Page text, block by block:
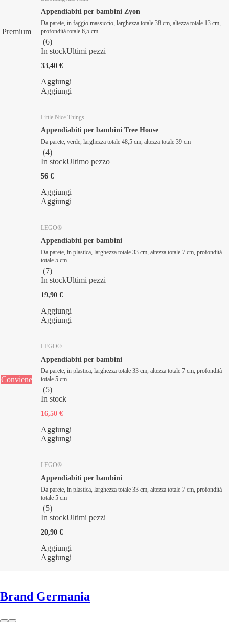
Premium
Appendiabiti per bambini Zyon
Da parete, in faggio massiccio, larghezza totale 38 cm, altezza totale 13 cm,
profondità totale 6,5 cm
(6)
In stockUltimi pezzi
33,40 €
Aggiungi
Aggiungi
Little Nice Things
Appendiabiti per bambini Tree House
Da parete, verde, larghezza totale 48,5 cm, altezza totale 39 cm
(4)
In stockUltimo pezzo
56 €
Aggiungi
Aggiungi
LEGO®
Appendiabiti per bambini
Da parete, in plastica, larghezza totale 33 cm, altezza totale 7 cm, profondità
totale 5 cm
(7)
In stockUltimi pezzi
19,90 €
Aggiungi
Aggiungi
Conviene
LEGO®
Appendiabiti per bambini
Da parete, in plastica, larghezza totale 33 cm, altezza totale 7 cm, profondità
totale 5 cm
(5)
In stock
16,50 €
Aggiungi
Aggiungi
LEGO®
Appendiabiti per bambini
Da parete, in plastica, larghezza totale 33 cm, altezza totale 7 cm, profondità
totale 5 cm
(5)
In stockUltimi pezzi
20,90 €
Aggiungi
Aggiungi
Brand Germania